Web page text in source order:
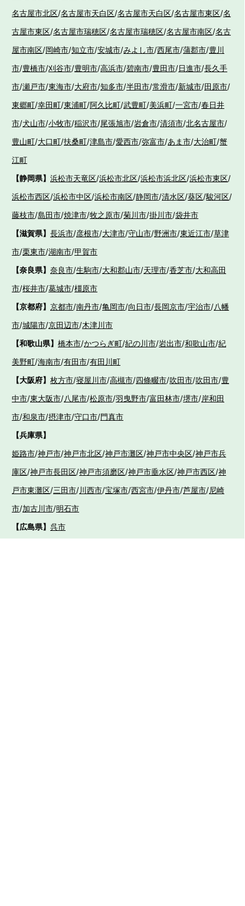
名古屋市北区/名古屋市天白区/名古屋市天白区/名古屋市東区/名
古屋市東区/名古屋市瑞穂区/名古屋市瑞穂区/名古屋市南区/名古
屋市南区/岡崎市/知立市/安城市/みよし市/西尾市/蒲郡市/豊川
市/豊橋市/刈谷市/豊明市/高浜市/碧南市/豊田市/日進市/長久手
市/瀬戸市/東海市/大府市/知多市/半田市/常滑市/新城市/田原市/
東郷町/幸田町/東浦町/阿久比町/武豊町/美浜町/一宮市/春日井
市/犬山市/小牧市/稲沢市/尾張旭市/岩倉市/清須市/北名古屋市/
豊山町/大口町/扶桑町/津島市/愛西市/弥富市/あま市/大治町/蟹
江町
【静岡県】 浜松市天竜区/浜松市北区/浜松市浜北区/浜松市東区/
浜松市西区/浜松市中区/浜松市南区/静岡市/清水区/葵区/駿河区/
藤枝市/島田市/焼津市/牧之原市/菊川市/掛川市/袋井市
【滋賀県】 長浜市/彦根市/大津市/守山市/野洲市/東近江市/草津
市/栗東市/湖南市/甲賀市
【奈良県】 奈良市/生駒市/大和郡山市/天理市/香芝市/大和高田
市/桜井市/葛城市/橿原市
【京都府】 京都市/南丹市/亀岡市/向日市/長岡京市/宇治市/八幡
市/城陽市/京田辺市/木津川市
【和歌山県】 橋本市/かつらぎ町/紀の川市/岩出市/和歌山市/紀
美野町/海南市/有田市/有田川町
【大阪府】 枚方市/寝屋川市/高槻市/四條畷市/吹田市/吹田市/豊
中市/東大阪市/八尾市/松原市/羽曳野市/富田林市/堺市/岸和田
市/和泉市/摂津市/守口市/門真市
【兵庫県】
姫路市/神戸市/神戸市北区/神戸市灘区/神戸市中央区/神戸市兵
庫区/神戸市長田区/神戸市須磨区/神戸市垂水区/神戸市西区/神
戸市東灘区/三田市/川西市/宝塚市/西宮市/伊丹市/芦屋市/尼崎
市/加古川市/明石市
【広島県】 呉市